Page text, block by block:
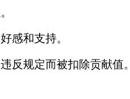
感和支持。
反规定而被扣除贡献值。